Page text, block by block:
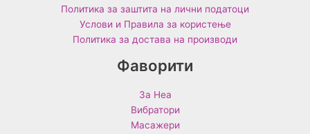
Политика за заштита на лични податоци
Услови и Правила за користење
Политика за достава на производи
Фаворити
За Неа
Вибратори
Масажери